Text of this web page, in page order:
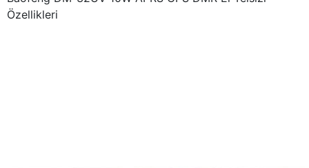
Özellikleri